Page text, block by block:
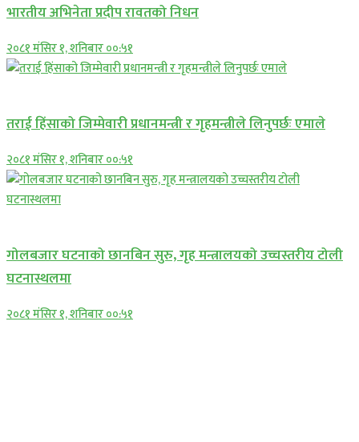
भारतीय अभिनेता प्रदीप रावतको निधन
२०८१ मंसिर १, शनिबार ००:५१
तराई हिंसाको जिम्मेवारी प्रधानमन्त्री र गृहमन्त्रीले लिनुपर्छः एमाले
२०८१ मंसिर १, शनिबार ००:५१
गोलबजार घटनाको छानबिन सुरु, गृह मन्त्रालयको उच्चस्तरीय टोली
घटनास्थलमा
२०८१ मंसिर १, शनिबार ००:५१